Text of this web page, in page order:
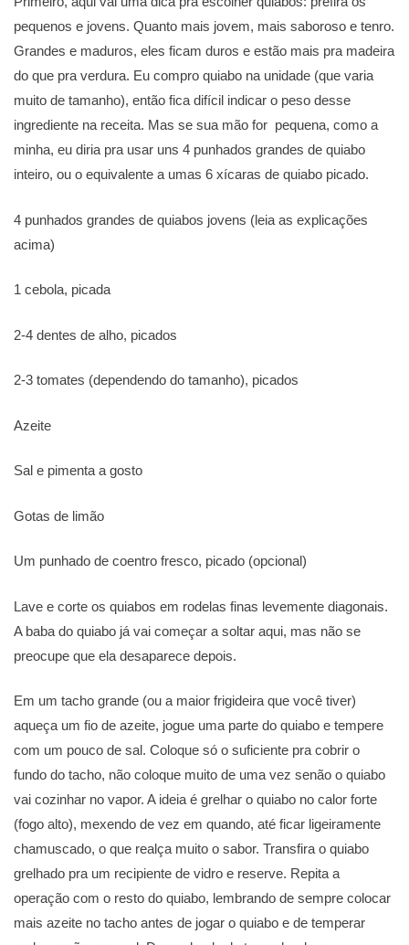
pequenos e jovens. Quanto mais jovem, mais saboroso e tenro.
Grandes e maduros, eles ficam duros e estão mais pra madeira
do que pra verdura. Eu compro quiabo na unidade (que varia
muito de tamanho), então fica difícil indicar o peso desse
ingrediente na receita. Mas se sua mão for pequena, como a
minha, eu diria pra usar uns 4 punhados grandes de quiabo
inteiro, ou o equivalente a umas 6 xícaras de quiabo picado.
4 punhados grandes de quiabos jovens (leia as explicações
acima)
1 cebola, picada
2-4 dentes de alho, picados
2-3 tomates (dependendo do tamanho), picados
Azeite
Sal e pimenta a gosto
Gotas de limão
Um punhado de coentro fresco, picado (opcional)
Lave e corte os quiabos em rodelas finas levemente diagonais.
A baba do quiabo já vai começar a soltar aqui, mas não se
preocupe que ela desaparece depois.
Em um tacho grande (ou a maior frigideira que você tiver)
aqueça um fio de azeite, jogue uma parte do quiabo e tempere
com um pouco de sal. Coloque só o suficiente pra cobrir o
fundo do tacho, não coloque muito de uma vez senão o quiabo
vai cozinhar no vapor. A ideia é grelhar o quiabo no calor forte
(fogo alto), mexendo de vez em quando, até ficar ligeiramente
chamuscado, o que realça muito o sabor. Transfira o quiabo
grelhado pra um recipiente de vidro e reserve. Repita a
operação com o resto do quiabo, lembrando de sempre colocar
mais azeite no tacho antes de jogar o quiabo e de temperar